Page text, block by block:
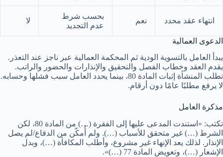
انتهاء عقد محدد نعم
بحسب شرط
عدم التجديد
لا
الدعوى العمالية
يبدأ العامل بالتسوية الودية ثم المحكمة العمالية عبر ناجز عند التعذر.
يقدم العقد وخطاب الفصل والتحقيق والإنذارات والحضور والراتب.
تطلب المنشأة إثبات المادة 80، بينما يحدد العامل سبب فشلها وحسابه.
لا يرفع مطلبًا عامًا دون أرقام.
مذكرة العامل
تكتب: «استندت المدعى عليها إلى الفقرة (…) من المادة 80، لكن
الشرط (…) غير متحقق للأسباب (…). ولم أُمكّن من الدفاع/لم يصل
الإنذار. لذلك يعد الإنهاء غير مشروع، وأطلب المكافأة (…)، وبدل
الإشعار (…)، وتعويض المادة 77 (…)».